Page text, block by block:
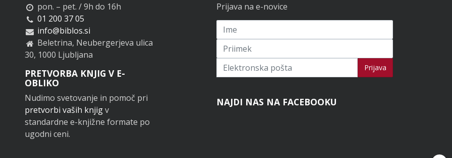
pon. – pet. / 9h do 16h
01 200 37 05
info@biblos.si
Beletrina, Neubergerjeva ulica
30, 1000 Ljubljana
PRETVORBA KNJIG V E-
OBLIKO
Nudimo svetovanje in pomoč pri
pretvorbi vaših knjigv
standardne e-knjižne formate po
ugodni ceni.
Prijava na e-novice
Prijavi se na novice Prijava
NAJDI NAS NA FACEBOOKU